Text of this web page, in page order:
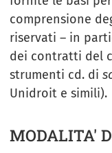
comprensione
riservati – in
dei contratti del
strumenti cd. di
Unidroit e simili).
MODALITA'